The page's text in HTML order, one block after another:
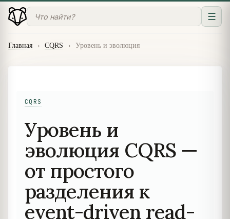
☰
Главная › CQRS › Уровень и эволюция
CQRS
Уровень и
эволюция CQRS —
от простого
разделения к
event-driven read-